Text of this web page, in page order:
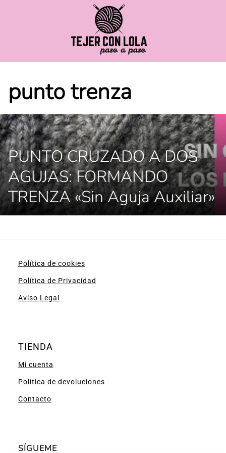
punto trenza
PUNTO CRUZADO A DOS
AGUJAS: FORMANDO
TRENZA «Sin Aguja Auxiliar»
Política de cookies
Política de Privacidad
Aviso Legal
TIENDA
Mi cuenta
Política de devoluciones
Contacto
SÍGUEME